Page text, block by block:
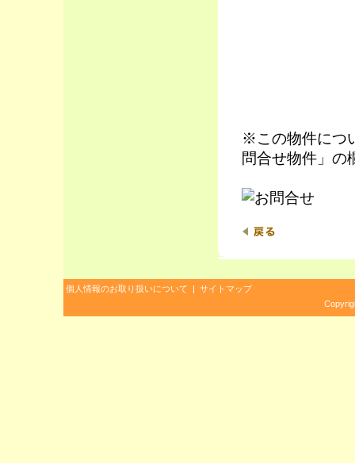
※この物件につ
問合せ物件」の
個人情報のお取り扱いについて | サイトマップ